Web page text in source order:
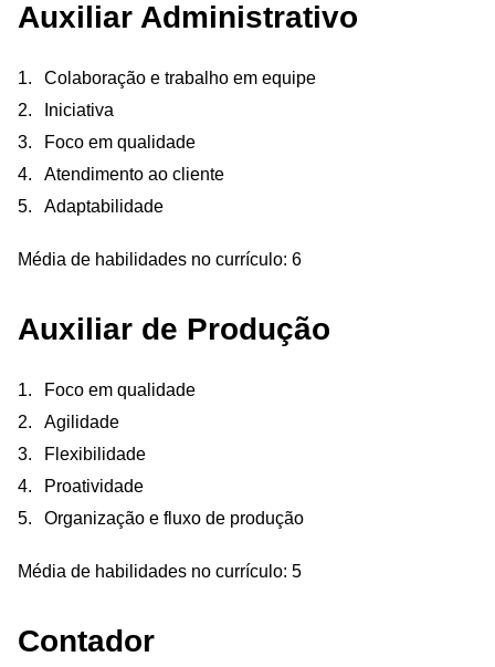
Auxiliar Administrativo
Colaboração e trabalho em equipe
Iniciativa
Foco em qualidade
Atendimento ao cliente
Adaptabilidade
Média de habilidades no currículo: 6
Auxiliar de Produção
Foco em qualidade
Agilidade
Flexibilidade
Proatividade
Organização e fluxo de produção
Média de habilidades no currículo: 5
Contador